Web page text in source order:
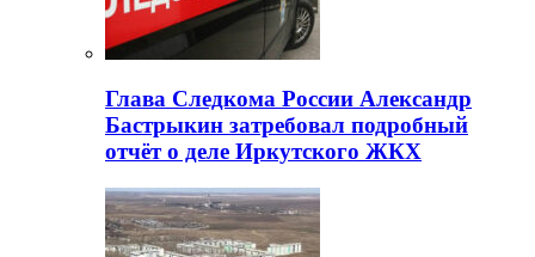
Глава Следкома России Александр
Бастрыкин затребовал подробный
отчёт о деле Иркутского ЖКХ